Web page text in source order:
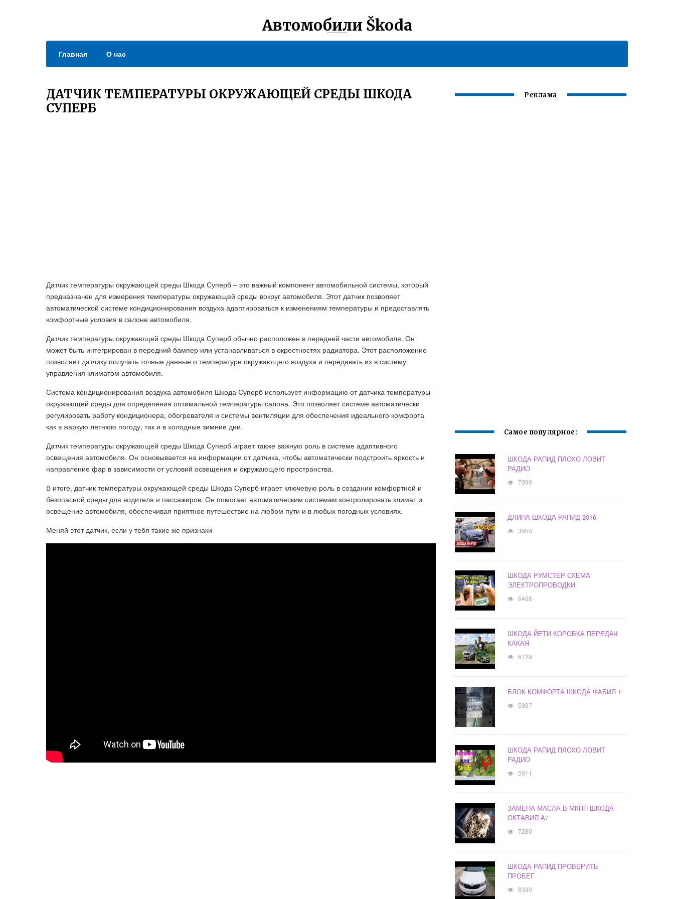
Автомобили Škoda
Главная О нас
ДАТЧИК ТЕМПЕРАТУРЫ ОКРУЖАЮЩЕЙ СРЕДЫ ШКОДА
СУПЕРБ
Датчик температуры окружающей среды Шкода Суперб – это важный компонент автомобильной системы, который
предназначен для измерения температуры окружающей среды вокруг автомобиля. Этот датчик позволяет
автоматической системе кондиционирования воздуха адаптироваться к изменениям температуры и предоставлять
комфортные условия в салоне автомобиля.
Датчик температуры окружающей среды Шкода Суперб обычно расположен в передней части автомобиля. Он
может быть интегрирован в передний бампер или устанавливаться в окрестностях радиатора. Этот расположение
позволяет датчику получать точные данные о температуре окружающего воздуха и передавать их в систему
управления климатом автомобиля.
Система кондиционирования воздуха автомобиля Шкода Суперб использует информацию от датчика температуры
окружающей среды для определения оптимальной температуры салона. Это позволяет системе автоматически
регулировать работу кондиционера, обогревателя и системы вентиляции для обеспечения идеального комфорта
как в жаркую летнюю погоду, так и в холодные зимние дни.
Датчик температуры окружающей среды Шкода Суперб играет также важную роль в системе адаптивного
освещения автомобиля. Он основывается на информации от датчика, чтобы автоматически подстроить яркость и
направление фар в зависимости от условий освещения и окружающего пространства.
В итоге, датчик температуры окружающей среды Шкода Суперб играет ключевую роль в создании комфортной и
безопасной среды для водителя и пассажиров. Он помогает автоматическим системам контролировать климат и
освещение автомобиля, обеспечивая приятное путешествие на любом пути и в любых погодных условиях.
Меняй этот датчик, если у тебя такие же признаки
Реклама
Самое популярное:
ШКОДА РАПИД ПЛОХО ЛОВИТ
РАДИО
7099
ДЛИНА ШКОДА РАПИД 2016
3950
ШКОДА РУМСТЕР СХЕМА
ЭЛЕКТРОПРОВОДКИ
6468
ШКОДА ЙЕТИ КОРОБКА ПЕРЕДАЧ
КАКАЯ
6729
БЛОК КОМФОРТА ШКОДА ФАБИЯ 1
5937
ШКОДА РАПИД ПЛОХО ЛОВИТ
РАДИО
5911
ЗАМЕНА МАСЛА В МКПП ШКОДА
ОКТАВИЯ А7
7280
ШКОДА РАПИД ПРОВЕРИТЬ
ПРОБЕГ
8390